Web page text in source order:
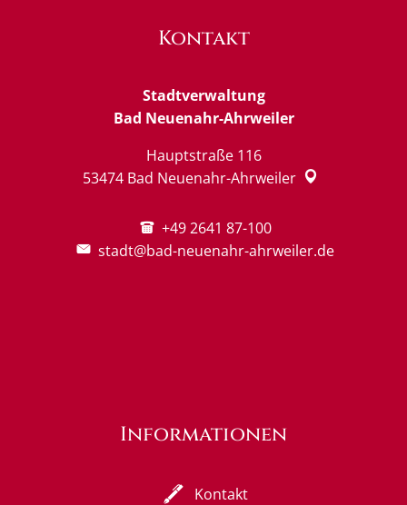
Kontakt
Stadtverwaltung
Bad Neuenahr-Ahrweiler
Hauptstraße 116
53474 Bad Neuenahr-Ahrweiler
+49 2641 87-100
stadt@bad-neuenahr-ahrweiler.de
Informationen
Kontakt